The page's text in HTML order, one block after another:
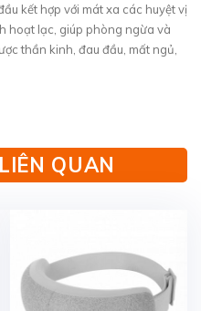
kết hợp với mát xa các huyệt vị
hoạt lạc, giúp phòng ngừa và
thần kinh, đau đầu, mất ngủ,
QUAN